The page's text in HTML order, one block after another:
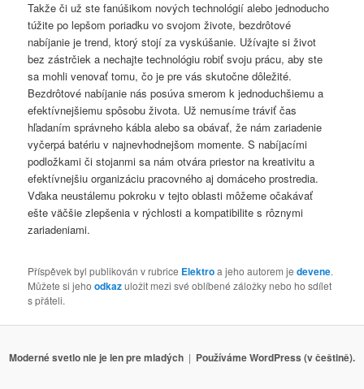
Takže či už ste fanúšikom nových technológií alebo jednoducho
túžite po lepšom poriadku vo svojom živote, bezdrôtové
nabíjanie je trend, ktorý stojí za vyskúšanie. Užívajte si život
bez zástrčiek a nechajte technológiu robiť svoju prácu, aby ste
sa mohli venovať tomu, čo je pre vás skutočne dôležité.
Bezdrôtové nabíjanie nás posúva smerom k jednoduchšiemu a
efektívnejšiemu spôsobu života. Už nemusíme tráviť čas
hľadaním správneho kábla alebo sa obávať, že nám zariadenie
vyčerpá batériu v najnevhodnejšom momente. S nabíjacími
podložkami či stojanmi sa nám otvára priestor na kreativitu a
efektívnejšiu organizáciu pracovného aj domáceho prostredia.
Vďaka neustálemu pokroku v tejto oblasti môžeme očakávať
ešte väčšie zlepšenia v rýchlosti a kompatibilite s rôznymi
zariadeniami.
Příspěvek byl publikován v rubrice Elektroa jeho autorem jedevene.
Můžete si jehoodkazuložit mezi své oblíbené záložky nebo ho sdílet
s přáteli.
Moderné svetlo nie je len pre mladých Používáme WordPress (v češtině).